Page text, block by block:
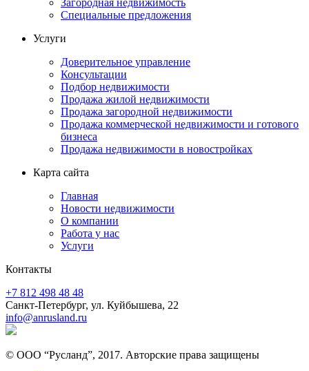
Специальные предложения
Услуги
Доверительное управление
Консультации
Подбор недвижимости
Продажа жилой недвижимости
Продажа загородной недвижимости
Продажа коммерческой недвижимости и готового
бизнеса
Продажа недвижимости в новостройках
Карта сайта
Главная
Новости недвижимости
О компании
Работа у нас
Услуги
Контакты
+7 812 498 48 48
Санкт-Петербург, ул. Куйбышева, 22
info@anrusland.ru
© ООО “Русланд”, 2017. Авторские права защищены